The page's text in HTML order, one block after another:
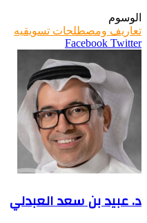
الوسوم
تعاريف ومصطلحات تسويقيه
Facebook Twitter
LinkedIn
Pinterest
مشاركة
عبر
البريد
طباعة
د. عبيد بن سعد العبدلي